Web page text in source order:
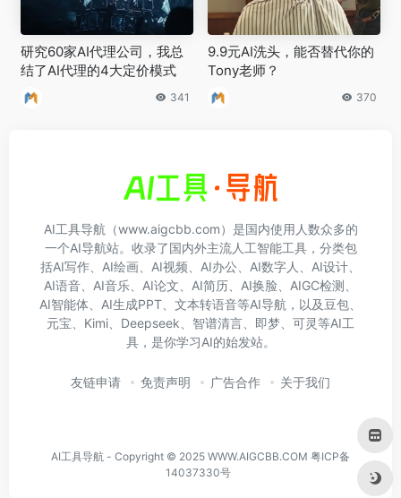
研究60家AI代理公司，我总
结了AI代理的4大定价模式
341
9.9元AI洗头，能否替代你的
Tony老师？
370
AI工具导航（www.aigcbb.com）是国内使用人数众多的
一个AI导航站。收录了国内外主流人工智能工具，分类包
括AI写作、AI绘画、AI视频、AI办公、AI数字人、AI设计、
AI语音、AI音乐、AI论文、AI简历、AI换脸、AIGC检测、
AI智能体、AI生成PPT、文本转语音等AI导航，以及豆包、
元宝、Kimi、Deepseek、智谱清言、即梦、可灵等AI工
具，是你学习AI的始发站。
友链申请 免责声明 广告合作 关于我们
AI工具导航 - Copyright © 2025 WWW.AIGCBB.COM 粤ICP备
14037330号